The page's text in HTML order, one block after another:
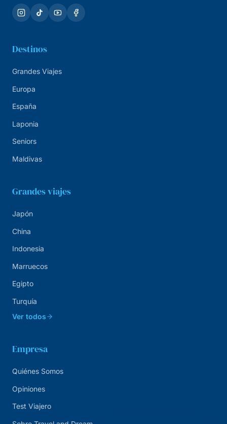
Destinos
Grandes Viajes
Europa
España
Laponia
Seniors
Maldivas
Grandes viajes
Japón
China
Indonesia
Marruecos
Egipto
Turquía
Ver todos
Empresa
Quiénes Somos
Opiniones
Test Viajero